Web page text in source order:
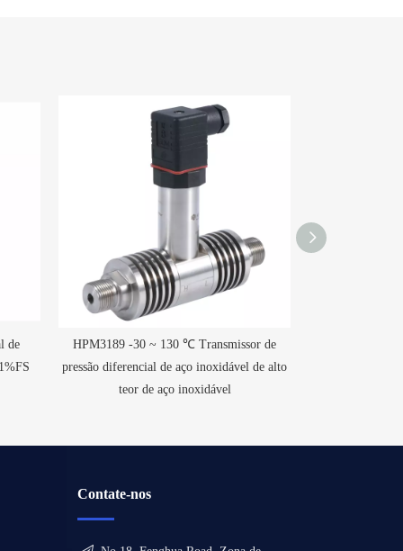
de
HPM3189 -30 ~ 130 ℃ Transmissor de
pressão diferencial de aço inoxidável de alto
teor de aço inoxidável
Contate-nos